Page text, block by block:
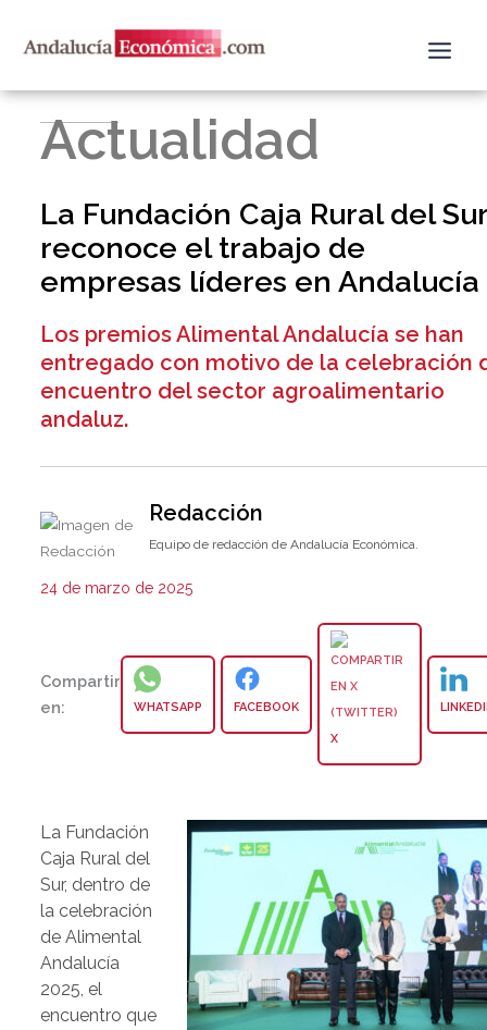
Actualidad
La Fundación Caja Rural del
reconoce el trabajo de
empresas líderes en Andalucía
Los premios Alimental Andalucía se han
entregado con motivo de la celebración
encuentro del sector agroalimentario
andaluz.
Redacción
Equipo de redacción de Andalucía Económica.
24 de marzo de 2025
Compartir
en:
WHATSAPP FACEBOOK
X
La Fundación
Caja Rural del
Sur, dentro de
la celebración
de Alimental
Andalucía
2025, el
encuentro que